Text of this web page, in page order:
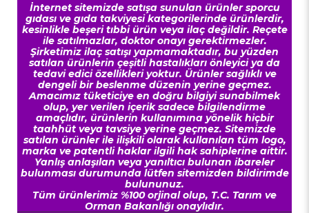
İnternet sitemizde satışa sunulan ürünler sporcu
gıdası ve gıda takviyesi kategorilerinde ürünlerdir,
kesinlikle beşeri tıbbi ürün veya ilaç değildir. Reçete
ile satılmazlar, doktor onayı gerektirmezler.
Şirketimiz ilaç satışı yapmamaktadır, bu yüzden
satılan ürünlerin çeşitli hastalıkları önleyici ya da
tedavi edici özellikleri yoktur. Ürünler sağlıklı ve
dengeli bir beslenme düzenin yerine geçmez.
Amacımız tüketiciye en doğru bilgiyi sunabilmek
olup, yer verilen içerik sadece bilgilendirme
amaçlıdır, ürünlerin kullanımına yönelik hiçbir
taahhüt veya tavsiye yerine geçmez. Sitemizde
satılan ürünler ile ilişkili olarak kullanılan tüm logo,
marka ve patentli haklar ilgili hak sahiplerine aittir.
Yanlış anlaşılan veya yanıltıcı bulunan ibareler
bulunması durumunda lütfen sitemizden bildirimde
bulununuz.
Tüm ürünlerimiz %100 orjinal olup, T.C. Tarım ve
Orman Bakanlığı onaylıdır.